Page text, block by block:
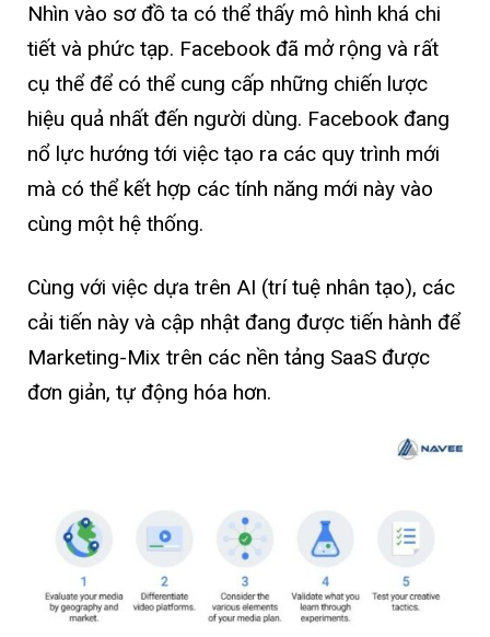
Nhìn vào sơ đồ ta có thể thấy mô hình khá chi
tiết và phức tạp. Facebook đã mở rộng và rất
cụ thể để có thể cung cấp những chiến lược
hiệu quả nhất đến người dùng. Facebook đang
nổ lực hướng tới việc tạo ra các quy trình mới
mà có thể kết hợp các tính năng mới này vào
cùng một hệ thống.
Cùng với việc dựa trên AI (trí tuệ nhân tạo), các
cải tiến này và cập nhật đang được tiến hành để
Marketing-Mix trên các nền tảng SaaS được
đơn giản, tự động hóa hơn.